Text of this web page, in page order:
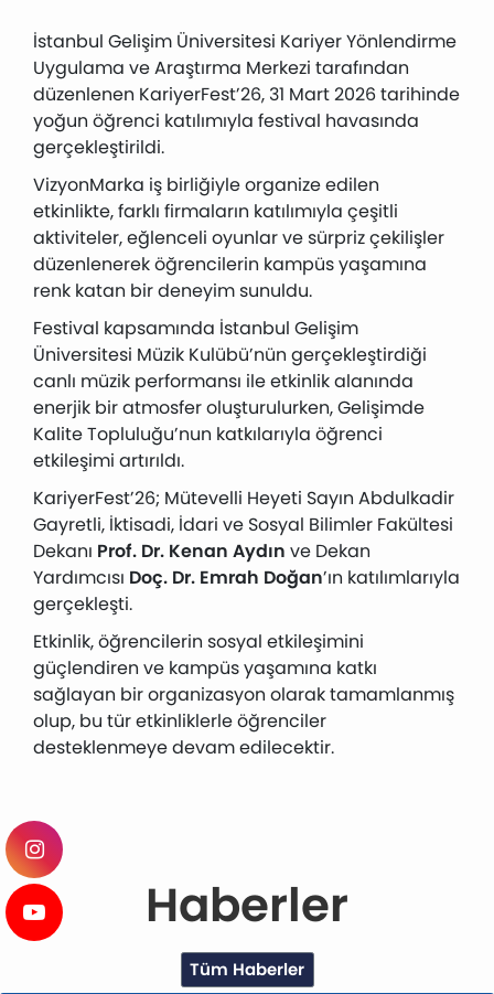
İstanbul Gelişim Üniversitesi Kariyer Yönlendirme
Uygulama ve Araştırma Merkezi tarafından
düzenlenen KariyerFest’26, 31 Mart 2026 tarihinde
yoğun öğrenci katılımıyla festival havasında
gerçekleştirildi.
VizyonMarka iş birliğiyle organize edilen
etkinlikte, farklı firmaların katılımıyla çeşitli
aktiviteler, eğlenceli oyunlar ve sürpriz çekilişler
düzenlenerek öğrencilerin kampüs yaşamına
renk katan bir deneyim sunuldu.
Festival kapsamında İstanbul Gelişim
Üniversitesi Müzik Kulübü’nün gerçekleştirdiği
canlı müzik performansı ile etkinlik alanında
enerjik bir atmosfer oluşturulurken, Gelişimde
Kalite Topluluğu’nun katkılarıyla öğrenci
etkileşimi artırıldı.
KariyerFest’26; Mütevelli Heyeti Sayın Abdulkadir
Gayretli, İktisadi, İdari ve Sosyal Bilimler Fakültesi
Dekanı Prof. Dr. Kenan Aydın ve Dekan
Yardımcısı Doç. Dr. Emrah Doğan’ın katılımlarıyla
gerçekleşti.
Etkinlik, öğrencilerin sosyal etkileşimini
güçlendiren ve kampüs yaşamına katkı
sağlayan bir organizasyon olarak tamamlanmış
olup, bu tür etkinliklerle öğrenciler
desteklenmeye devam edilecektir.
Haberler
Tüm Haberler